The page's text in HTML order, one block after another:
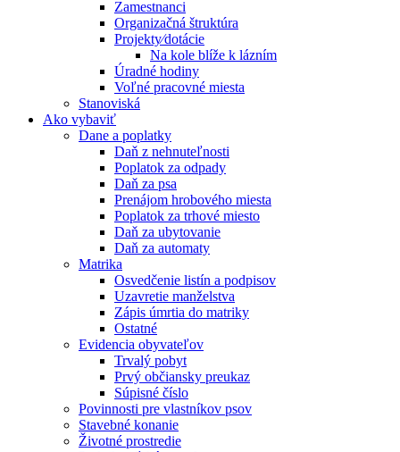
Zamestnanci
Organizačná štruktúra
Projekty⁄dotácie
Na kole blíže k lázním
Úradné hodiny
Voľné pracovné miesta
Stanoviská
Ako vybaviť
Dane a poplatky
Daň z nehnuteľnosti
Poplatok za odpady
Daň za psa
Prenájom hrobového miesta
Poplatok za trhové miesto
Daň za ubytovanie
Daň za automaty
Matrika
Osvedčenie listín a podpisov
Uzavretie manželstva
Zápis úmrtia do matriky
Ostatné
Evidencia obyvateľov
Trvalý pobyt
Prvý občiansky preukaz
Súpisné číslo
Povinnosti pre vlastníkov psov
Stavebné konanie
Životné prostredie